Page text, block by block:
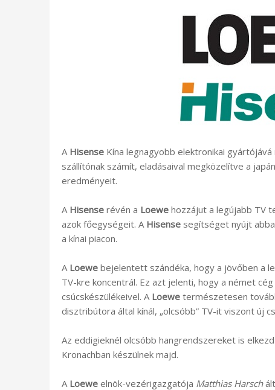
A Hisense Kína legnagyobb elektronikai
szállítónak számít, eladásaival megközelítve a
eredményeit.
A Hisense révén a Loewe hozzájut a legújabb TV
azok főegységeit. A Hisense segítséget nyújt
a kínai piacon.
A Loewe bejelentett szándéka, hogy a jövőben a
TV-kre koncentrál. Ez azt jelenti, hogy a német
csúcskészülékeivel. A Loewe természetesen
disztribútora által kínál, „olcsóbb” TV-it viszont új
Az eddigieknél olcsóbb hangrendszereket is
Kronachban készülnek majd.
A Loewe elnök-vezérigazgatója Matthias Harsch